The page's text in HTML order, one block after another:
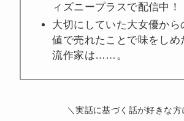
ィズニープラスで配信中！
大切にしていた大女優から
値で売れたことで味をしめ
流作家は……。
＼実話に基づく話が好きな方